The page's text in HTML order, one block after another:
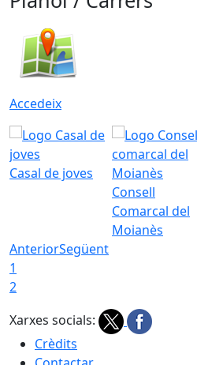
Accedeix
Casal de joves
Consell
Comarcal del
Moianès
AnteriorSegüent
1
2
Xarxes socials:
Crèdits